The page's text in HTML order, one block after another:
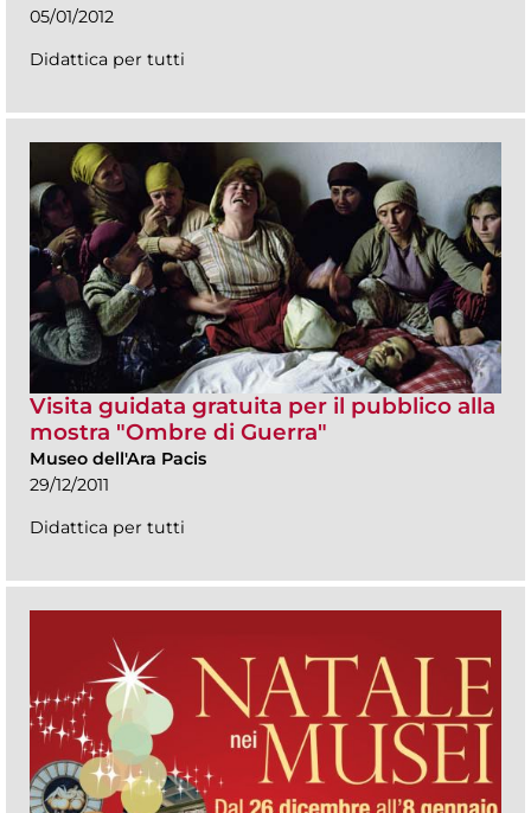
05/01/2012
Didattica per tutti
Visita guidata gratuita per il pubblico alla
mostra "Ombre di Guerra"
Museo dell'Ara Pacis
29/12/2011
Didattica per tutti